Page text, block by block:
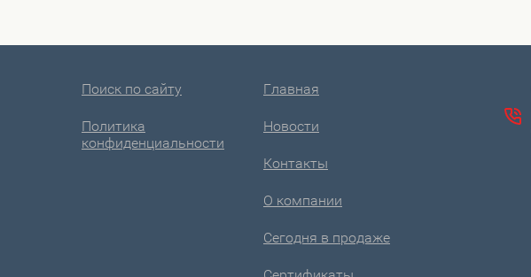
Поиск по сайту
Политика
конфиденциальности
Главная
Новости
Контакты
О компании
Сегодня в продаже